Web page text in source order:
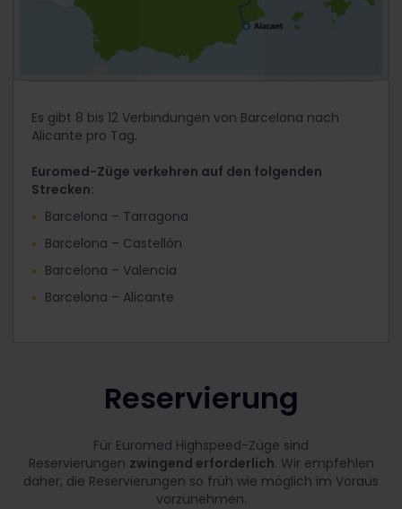
Es gibt 8 bis 12 Verbindungen von Barcelona nach
Alicante pro Tag.
Euromed-Züge verkehren auf den folgenden
Strecken:
Barcelona – Tarragona
Barcelona – Castellón
Barcelona – Valencia
Barcelona – Alicante
Reservierung
Für Euromed Highspeed-Züge sind
Reservierungen zwingend erforderlich. Wir empfehlen
daher, die Reservierungen so früh wie möglich im Voraus
vorzunehmen.